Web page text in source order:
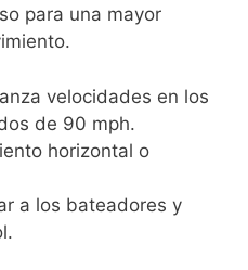
para una mayor
velocidades en los
de 90 mph.
horizontal o
a los bateadores y